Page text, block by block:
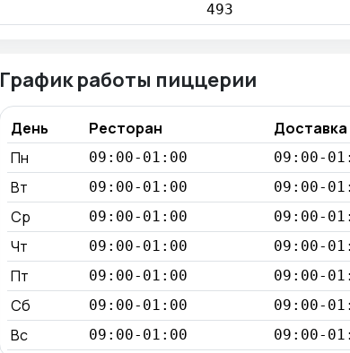
493
График работы пиццерии
День Ресторан
Доставка
Пн
09:00-01:00 09:00-
Вт 09:00-01:00 09:00-
Ср 09:00-01:00 09:00-
Чт 09:00-01:00 09:00-
Пт 09:00-01:00 09:00-
Сб 09:00-01:00 09:00-
Вс 09:00-01:00 09:00-